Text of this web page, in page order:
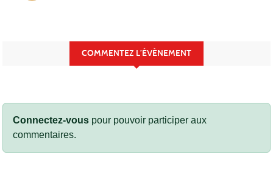
COMMENTEZ L’ÉVÈNEMENT
Connectez-vous pour pouvoir participer aux
commentaires.